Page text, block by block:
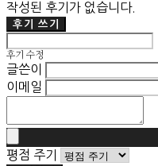
작성된 후기가 없습니다.
후기 쓰기
후기 수정
글쓴이
이메일
평점 주기